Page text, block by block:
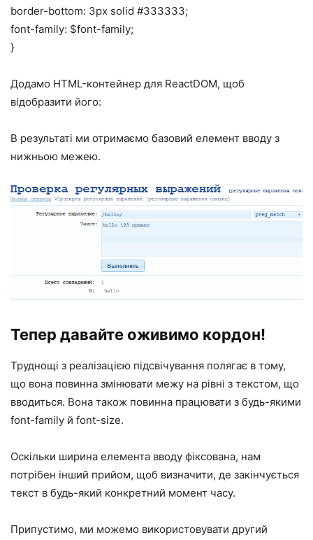
border-bottom: 3px solid #333333;
font-family: $font-family;
}
Додамо HTML-контейнер для ReactDOM, щоб
відобразити його:
В результаті ми отримаємо базовий елемент вводу з
нижньою межею.
Тепер давайте оживимо кордон!
Труднощі з реалізацією підсвічування полягає в тому,
що вона повинна змінювати межу на рівні з текстом, що
вводиться. Вона також повинна працювати з будь-якими
font-family й font-size.
Оскільки ширина елемента вводу фіксована, нам
потрібен інший прийом, щоб визначити, де закінчується
текст в будь-який конкретний момент часу.
Припустимо, ми можемо використовувати другий